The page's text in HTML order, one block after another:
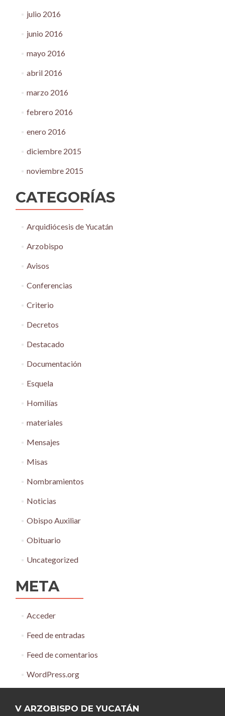
julio 2016
junio 2016
mayo 2016
abril 2016
marzo 2016
febrero 2016
enero 2016
diciembre 2015
noviembre 2015
CATEGORÍAS
Arquidiócesis de Yucatán
Arzobispo
Avisos
Conferencias
Criterio
Decretos
Destacado
Documentación
Esquela
Homilías
materiales
Mensajes
Misas
Nombramientos
Noticias
Obispo Auxiliar
Obituario
Uncategorized
META
Acceder
Feed de entradas
Feed de comentarios
WordPress.org
V ARZOBISPO DE YUCATÁN